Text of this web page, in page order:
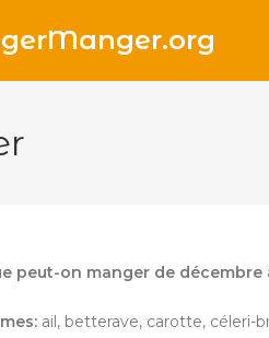
peut-on manger de décembre
ail, betterave, carotte, céleri-